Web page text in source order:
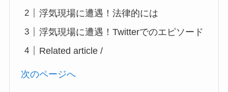
浮気現場に遭遇！法律的には
浮気現場に遭遇！Twitterでのエピソード
Related article /
次のページへ